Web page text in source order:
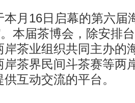
16日启幕的第六届
本届茶博会，除安排
岸茶业组织共同主办的
岸茶界民间斗茶赛等两
互动交流的平台。